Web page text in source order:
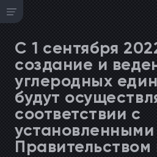
С 1 сентября
создание и
углеродных
будут
соответствии с
установленными